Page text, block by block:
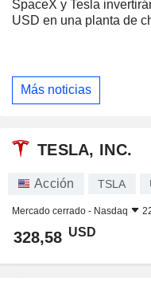
SpaceX y Tesla
USD en una planta de
Más noticias
TESLA, INC.
Acción TSLA
Mercado cerrado - Nasdaq
328,58 USD